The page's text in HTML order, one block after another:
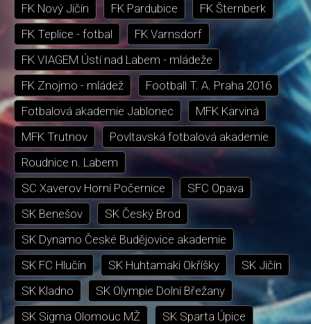
FK Nový Jičín
FK Pardubice
FK Šternberk
FK Teplice - fotbal
FK Varnsdorf
FK VIAGEM Ústí nad Labem - mládeže
FK Znojmo - mládež
Football T. A. Praha 2016
Fotbalová akademie Jablonec
MFK Karviná
MFK Trutnov
Povltavská fotbalová akademie
Roudnice n. Labem
SC Xaverov Horní Počernice
SFC Opava
SK Benešov
SK Český Brod
SK Dynamo České Budějovice akademie
SK FC Hlučín
SK Huhtamaki Okříšky
SK Jičín
SK Kladno
SK Olympie Dolní Břežany
SK Sigma Olomouc MŽ
SK Sparta Úpice